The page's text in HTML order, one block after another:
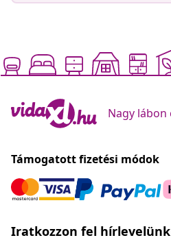
Nagy
Támogatott fizetési módok
Iratkozzon fel